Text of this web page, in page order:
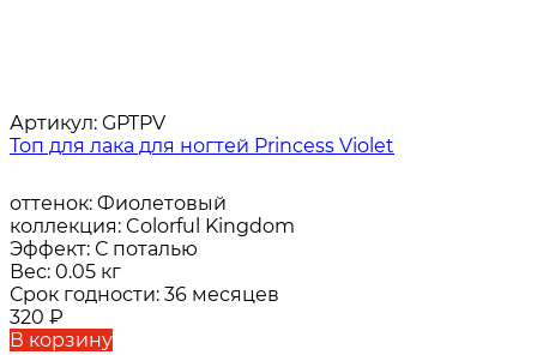
Артикул: GPTPV
Топ для лака для ногтей Princess Violet
оттенок: Фиолетовый
коллекция: Colorful Kingdom
Эффект: С поталью
Вес: 0.05 кг
Срок годности: 36 месяцев
320 ₽
В корзину